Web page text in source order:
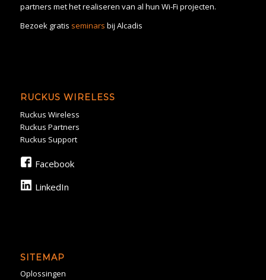
partners met het realiseren van al hun Wi-Fi projecten.
Bezoek gratis seminars bij Alcadis
RUCKUS WIRELESS
Ruckus Wireless
Ruckus Partners
Ruckus Support
Facebook
LinkedIn
SITEMAP
Oplossingen